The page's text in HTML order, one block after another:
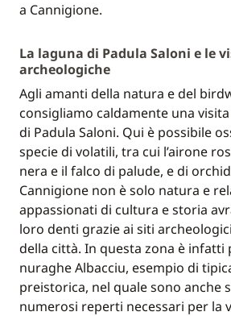
a Cannigione.
La laguna di Padula Saloni e le
archeologiche
Agli amanti della natura e del
consigliamo caldamente una
di Padula Saloni. Qui è possibile
specie di volatili, tra cui l’airone
nera e il falco di palude, e di
Cannigione non è solo natura e
appassionati di cultura e storia
loro denti grazie ai siti
della città. In questa zona è infatti
nuraghe Albacciu, esempio di
preistorica, nel quale sono anche
numerosi reperti necessari per la